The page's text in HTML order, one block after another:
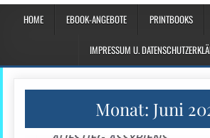
HOME EBOOK-ANGEBOTE PRINTBOOKS
IMPRESSUM U.
Monat: Juni